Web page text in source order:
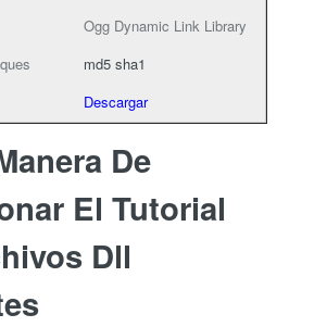
Ogg Dynamic Link Library
md5 sha1
Descargar
De
El Tutorial
Dll